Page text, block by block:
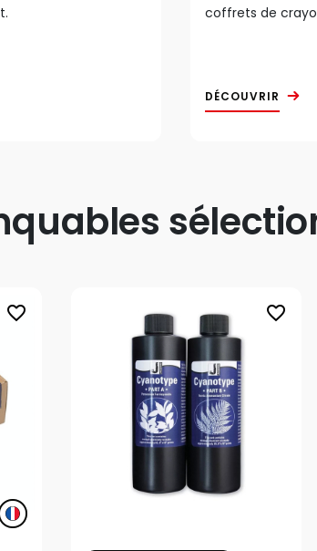
coffrets de
DÉCOUVRIR
favorite_border favorite_border